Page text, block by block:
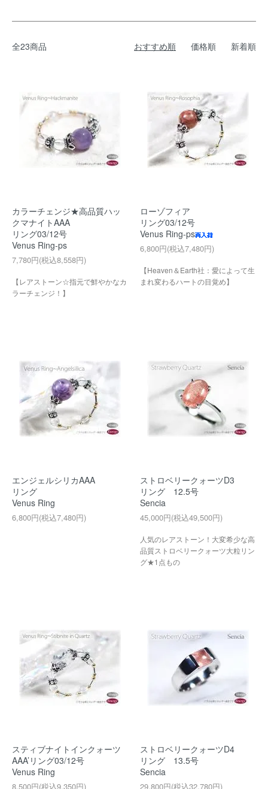
全23商品 おすすめ順 価格順 新着順
カラーチェンジ★高品質ハッ
クマナイトAAA
リング03/12号
Venus Ring-ps
7,780円(税込8,558円)
【レアストーン☆指元で鮮やかなカ
ラーチェンジ！】
ローゾフィア
リング03/12号
Venus Ring-ps
6,800円(税込7,480円)
【Heaven＆Earth社：愛によって生
まれ変わるハートの目覚め】
エンジェルシリカAAA
リング
Venus Ring
6,800円(税込7,480円)
ストロベリークォーツD3
リング 12.5号
Sencia
45,000円(税込49,500円)
人気のレアストーン！大変希少な高
品質ストロベリークォーツ大粒リン
グ★1点もの
スティブナイトインクォーツ
AAA’リング03/12号
Venus Ring
8,500円(税込9,350円)
ストロベリークォーツD4
リング 13.5号
Sencia
29,800円(税込32,780円)